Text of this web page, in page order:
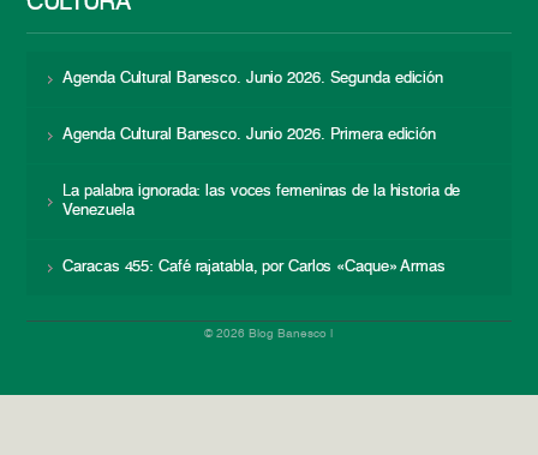
Agenda Cultural Banesco. Junio 2026. Segunda edición
Agenda Cultural Banesco. Junio 2026. Primera edición
La palabra ignorada: las voces femeninas de la historia de
Venezuela
Caracas 455: Café rajatabla, por Carlos «Caque» Armas
© 2026 Blog Banesco |